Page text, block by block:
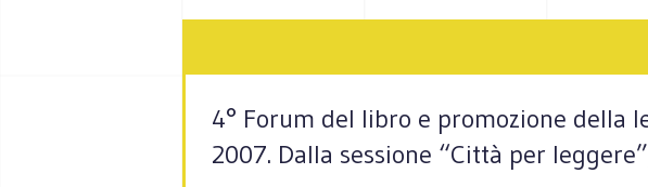
4° Forum del libro e promozione della
2007. Dalla sessione “Città per